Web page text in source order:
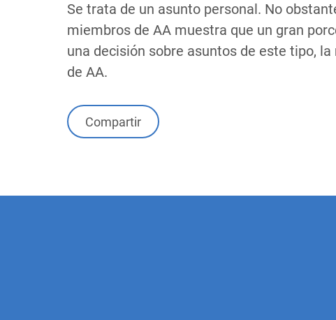
Se trata de un asunto personal. No
miembros de AA muestra que un gran
una decisión sobre asuntos de este tipo,
de AA.
Compartir